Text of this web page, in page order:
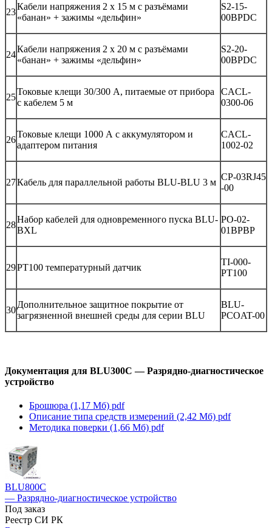
23
Кабели напряжения 2 х 15 м с разъёмами
«банан» + зажимы «дельфин»
S2-15-
00BPDC
24
Кабели напряжения 2 х 20 м с разъёмами
«банан» + зажимы «дельфин»
S2-20-
00BPDC
25
Токовые клещи 30/300 А, питаемые от прибора
с кабелем 5 м
CACL-
0300-06
26
Токовые клещи 1000 А с аккумулятором и
адаптером питания
CACL-
1002-02
27Кабель для параллельной работы BLU-BLU 3 м
CP-03RJ45
-00
28
Набор кабелей для одновременного пуска BLU-
BXL
PO-02-
01BPBP
29PT100 температурный датчик
TI-000-
PT100
30
Дополнительное защитное покрытие от
загрязненной внешней среды для серии BLU
BLU-
PCOAT-00
Документация для BLU300C — Разрядно-диагностическое
устройство
Брошюра (1,17 Мб) pdf
Описание типа средств измерений (2,42 Мб) pdf
Методика поверки (1,66 Мб) pdf
BLU800C
— Разрядно-диагностическое устройство
Под заказ
Реестр СИ РК